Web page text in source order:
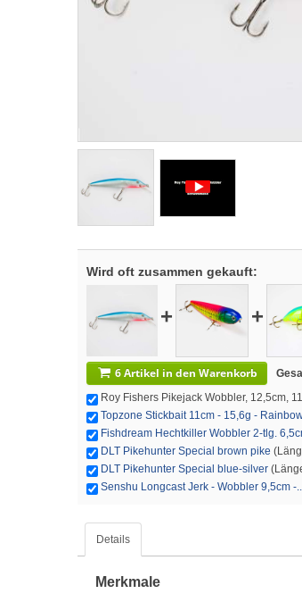
Wird oft zusammen gekauft:
+ +
6 Artikel in den Warenkorb
Roy Fishers Pikejack Wobbler, 12,5cm,
Topzone Stickbait 11cm - 15,6g -
Fishdream Hechtkiller Wobbler 2-tlg.
DLT Pikehunter Special brown pike
DLT Pikehunter Special blue-silver
Senshu Longcast Jerk - Wobbler 9,5cm -
Details
Merkmale